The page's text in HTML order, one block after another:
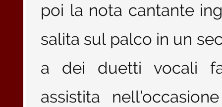
poi la nota cantante
salita sul palco in un
a dei duetti vocali
assistita